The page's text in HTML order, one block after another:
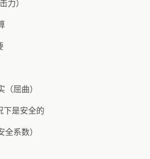
力）
屈曲）
下是安全的
系数）